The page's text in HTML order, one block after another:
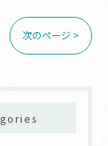
次のページ >